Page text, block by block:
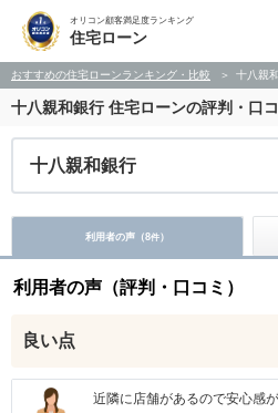
オリコン顧客満足度ランキング
住宅ローン
おすすめの住宅ローンランキング・比較 十八親
十八親和銀行住宅ローンの評判・口コ
十八親和銀行
利用者の声（8件）
利用者の声（評判・口コミ）
良い点
近隣に店舗があるので安心感